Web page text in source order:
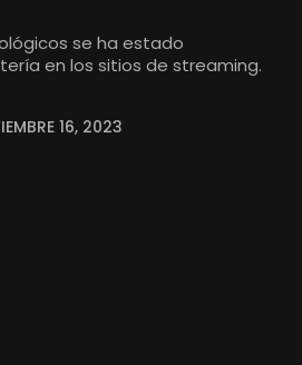
se ha estado
en los sitios de streaming.
16, 2023